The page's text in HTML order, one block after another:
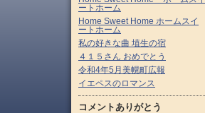
ートホーム
Home Sweet Home ホームスイ
ートホーム
私の好きな曲 埴生の宿
４１５さん おめでとう
令和4年5月美幌町広報
イエペスのロマンス
コメントありがとう